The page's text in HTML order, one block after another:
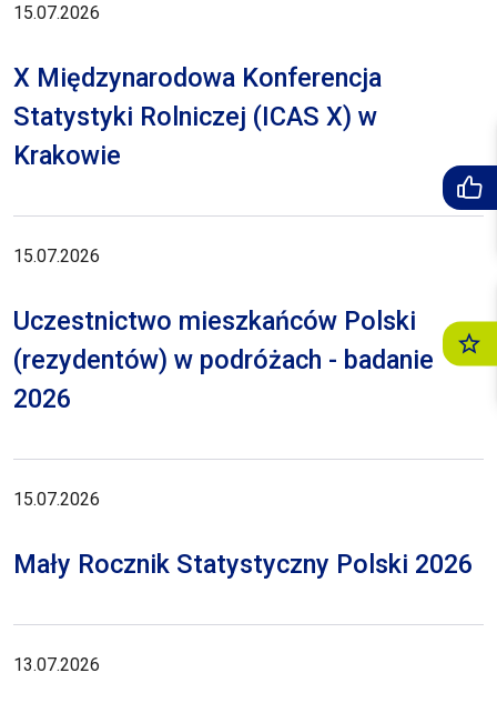
15.07.2026
X Międzynarodowa Konferencja
Statystyki Rolniczej (ICAS X) w
Krakowie
15.07.2026
Uczestnictwo mieszkańców Polski
(rezydentów) w podróżach - badanie
2026
15.07.2026
Mały Rocznik Statystyczny Polski 2026
13.07.2026